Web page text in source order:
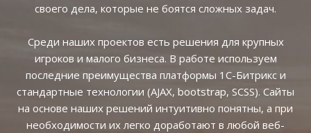
своего дела, которые не боятся сложных задач.
Среди наших проектов есть решения для крупных
игроков и малого бизнеса. В работе используем
последние преимущества платформы 1С-Битрикс и
стандартные технологии (AJAX, bootstrap, SCSS). Сайты
на основе наших решений интуитивно понятны, а при
необходимости их легко доработают в любой веб-